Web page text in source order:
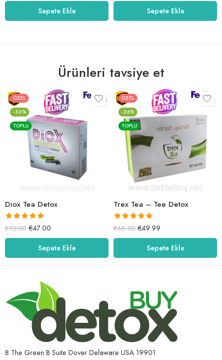
Sepete Ekle Sepete Ekle
Ürünleri tavsiye et
ÖZEL
-33%
TOPLU
Diox Tea Detox
5 üzerinden
5.00oy aldı
€70.00 €47.00
Sepete Ekle
ÖZEL
-26%
TOPLU
Trex Tea – Tee Detox
5 üzerinden
5.00oy aldı
€68.00 €49.99
Sepete Ekle
8 The Green B Suite Dover Delaware USA 19901